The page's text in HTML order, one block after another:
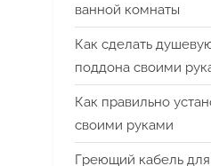
ванной комнаты
Как сделать
поддона своими
Как правильно
своими руками
Греющий кабель